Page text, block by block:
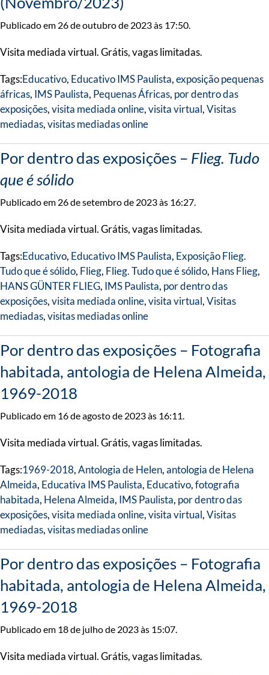
Publicado em 26 de outubro de 2023 às 17:50.
Visita mediada virtual. Grátis, vagas limitadas.
Tags:Educativo, Educativo IMS Paulista,exposição pequenas
áfricas, IMS Paulista, Pequenas Áfricas, por dentro das
exposições,visita mediada online,visita virtual,Visitas
mediadas,visitas mediadas online
Por dentro das exposições – Flieg. Tudo
que é sólido
Publicado em 26 de setembro de 2023 às 16:27.
Visita mediada virtual. Grátis, vagas limitadas.
Tags:Educativo, Educativo IMS Paulista, Exposição Flieg.
Tudo que é sólido, Flieg, Flieg. Tudo que é sólido, Hans Flieg,
HANS GÜNTER FLIEG, IMS Paulista, por dentro das
exposições,visita mediada online,visita virtual,Visitas
mediadas,visitas mediadas online
Por dentro das exposições – Fotografia
habitada, antologia de Helena Almeida,
1969-2018
Publicado em 16 de agosto de 2023 às 16:11.
Visita mediada virtual. Grátis, vagas limitadas.
Tags:1969-2018,Antologia de Helen,antologia de Helena
Almeida, Educativa IMS Paulista, Educativo,fotografia
habitada, Helena Almeida, IMS Paulista, por dentro das
exposições,visita mediada online,visita virtual,Visitas
mediadas,visitas mediadas online
Por dentro das exposições – Fotografia
habitada, antologia de Helena Almeida,
1969-2018
Publicado em 18 de julho de 2023 às 15:07.
Visita mediada virtual. Grátis, vagas limitadas.